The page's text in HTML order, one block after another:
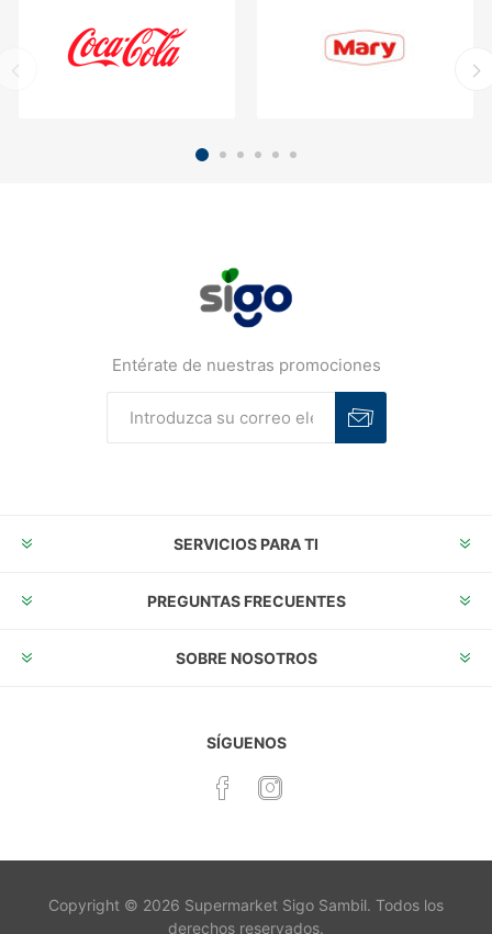
Entérate de nuestras promociones
SERVICIOS PARA TI
PREGUNTAS FRECUENTES
SOBRE NOSOTROS
SÍGUENOS
Copyright © 2026 Supermarket Sigo Sambil. Todos los
derechos reservados.